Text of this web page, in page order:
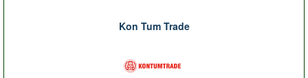
Kon Tum Trade